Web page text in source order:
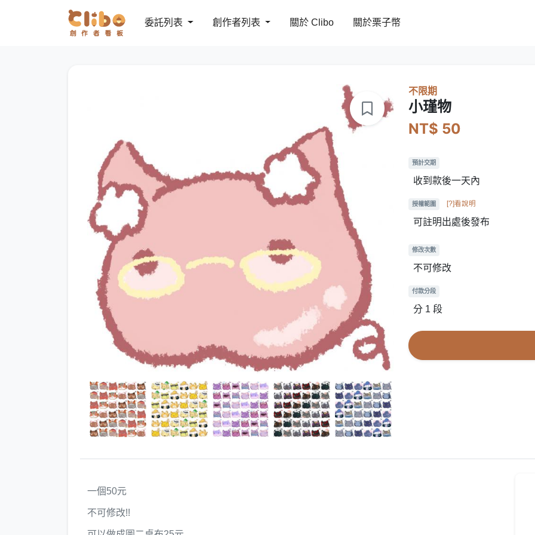
委託列表 創作者列表 關於 Clibo 關於栗子幣
不限期
小瑾物
NT$ 50
預計交期
收到款後一天內
授權範圍 [?]看說明
可註明出處後發布
修改次數
不可修改
付款分段
分 1 段
一個50元
不可修改!!